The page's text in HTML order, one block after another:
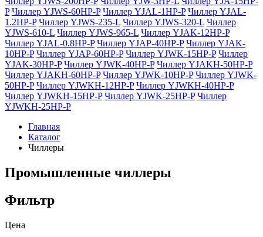
P Чиллер YJWS-60HP-P Чиллер YJAL-1HP-P Чиллер YJAL-
1.2HP-P Чиллер YJWS-235-L Чиллер YJWS-320-L Чиллер
YJWS-610-L Чиллер YJWS-965-L Чиллер YJAK-12HP-P
Чиллер YJAL-0.8HP-P Чиллер YJAP-40HP-P Чиллер YJAK-
10HP-P Чиллер YJAP-60HP-P Чиллер YJWK-15HP-P Чиллер
YJAK-30HP-P Чиллер YJWK-40HP-P Чиллер YJAKH-50HP-P
Чиллер YJAKH-60HP-P Чиллер YJWK-10HP-P Чиллер YJWK-
50HP-P Чиллер YJWKH-12HP-P Чиллер YJWKH-40HP-P
Чиллер YJWKH-15HP-P Чиллер YJWK-25HP-P Чиллер
YJWKH-25HP-P
Главная
Каталог
Чиллеры
Промышленные чиллеры
Фильтр
Цена